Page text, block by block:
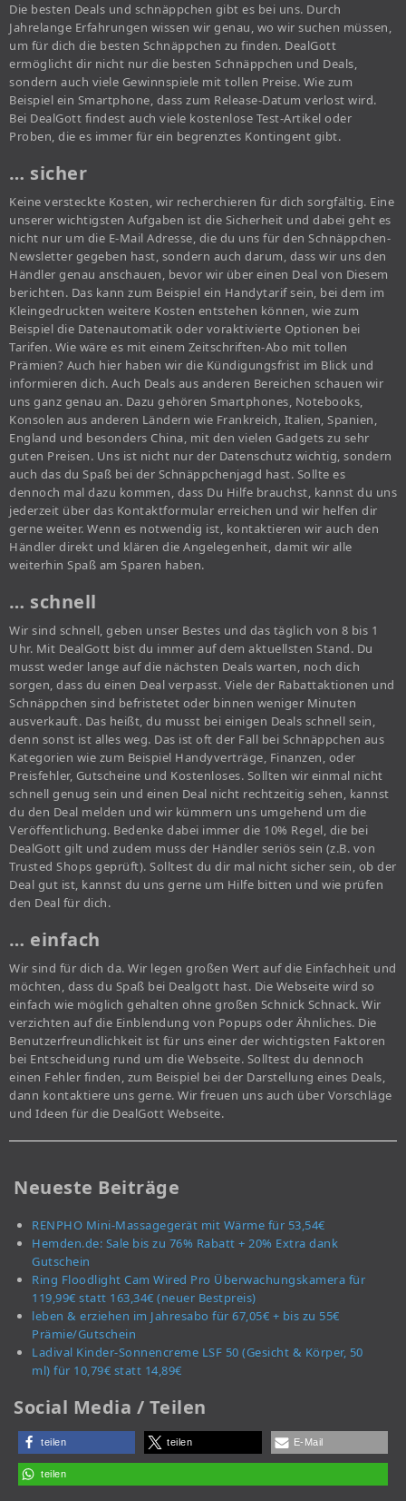
Die besten Deals und schnäppchen gibt es bei uns. Durch
Jahrelange Erfahrungen wissen wir genau, wo wir suchen müssen,
um für dich die besten Schnäppchen zu finden. DealGott
ermöglicht dir nicht nur die besten Schnäppchen und Deals,
sondern auch viele Gewinnspiele mit tollen Preise. Wie zum
Beispiel ein Smartphone, dass zum Release-Datum verlost wird.
Bei DealGott findest auch viele kostenlose Test-Artikel oder
Proben, die es immer für ein begrenztes Kontingent gibt.
… sicher
Keine versteckte Kosten, wir recherchieren für dich sorgfältig. Eine
unserer wichtigsten Aufgaben ist die Sicherheit und dabei geht es
nicht nur um die E-Mail Adresse, die du uns für den Schnäppchen-
Newsletter gegeben hast, sondern auch darum, dass wir uns den
Händler genau anschauen, bevor wir über einen Deal von Diesem
berichten. Das kann zum Beispiel ein Handytarif sein, bei dem im
Kleingedruckten weitere Kosten entstehen können, wie zum
Beispiel die Datenautomatik oder voraktivierte Optionen bei
Tarifen. Wie wäre es mit einem Zeitschriften-Abo mit tollen
Prämien? Auch hier haben wir die Kündigungsfrist im Blick und
informieren dich. Auch Deals aus anderen Bereichen schauen wir
uns ganz genau an. Dazu gehören Smartphones, Notebooks,
Konsolen aus anderen Ländern wie Frankreich, Italien, Spanien,
England und besonders China, mit den vielen Gadgets zu sehr
guten Preisen. Uns ist nicht nur der Datenschutz wichtig, sondern
auch das du Spaß bei der Schnäppchenjagd hast. Sollte es
dennoch mal dazu kommen, dass Du Hilfe brauchst, kannst du uns
jederzeit über das Kontaktformular erreichen und wir helfen dir
gerne weiter. Wenn es notwendig ist, kontaktieren wir auch den
Händler direkt und klären die Angelegenheit, damit wir alle
weiterhin Spaß am Sparen haben.
… schnell
Wir sind schnell, geben unser Bestes und das täglich von 8 bis 1
Uhr. Mit DealGott bist du immer auf dem aktuellsten Stand. Du
musst weder lange auf die nächsten Deals warten, noch dich
sorgen, dass du einen Deal verpasst. Viele der Rabattaktionen und
Schnäppchen sind befristetet oder binnen weniger Minuten
ausverkauft. Das heißt, du musst bei einigen Deals schnell sein,
denn sonst ist alles weg. Das ist oft der Fall bei Schnäppchen aus
Kategorien wie zum Beispiel Handyverträge, Finanzen, oder
Preisfehler, Gutscheine und Kostenloses. Sollten wir einmal nicht
schnell genug sein und einen Deal nicht rechtzeitig sehen, kannst
du den Deal melden und wir kümmern uns umgehend um die
Veröffentlichung. Bedenke dabei immer die 10% Regel, die bei
DealGott gilt und zudem muss der Händler seriös sein (z.B. von
Trusted Shops geprüft). Solltest du dir mal nicht sicher sein, ob der
Deal gut ist, kannst du uns gerne um Hilfe bitten und wie prüfen
den Deal für dich.
… einfach
Wir sind für dich da. Wir legen großen Wert auf die Einfachheit und
möchten, dass du Spaß bei Dealgott hast. Die Webseite wird so
einfach wie möglich gehalten ohne großen Schnick Schnack. Wir
verzichten auf die Einblendung von Popups oder Ähnliches. Die
Benutzerfreundlichkeit ist für uns einer der wichtigsten Faktoren
bei Entscheidung rund um die Webseite. Solltest du dennoch
einen Fehler finden, zum Beispiel bei der Darstellung eines Deals,
dann kontaktiere uns gerne. Wir freuen uns auch über Vorschläge
und Ideen für die DealGott Webseite.
Neueste Beiträge
RENPHO Mini-Massagegerät mit Wärme für 53,54€
Hemden.de: Sale bis zu 76% Rabatt + 20% Extra dank
Gutschein
Ring Floodlight Cam Wired Pro Überwachungskamera für
119,99€ statt 163,34€ (neuer Bestpreis)
leben & erziehen im Jahresabo für 67,05€ + bis zu 55€
Prämie/Gutschein
Ladival Kinder-Sonnencreme LSF 50 (Gesicht & Körper, 50
ml) für 10,79€ statt 14,89€
Social Media / Teilen
teilen teilen E-Mail
teilen